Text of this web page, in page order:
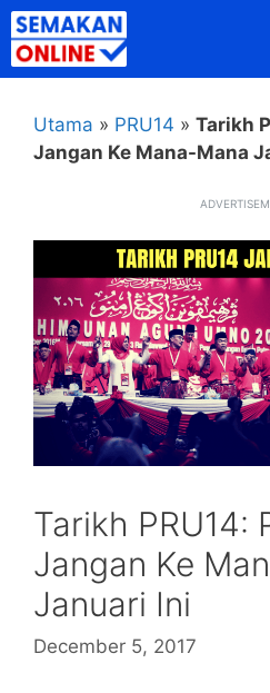
Skip
to
content
Utama » PRU14 » Tarikh
Jangan Ke Mana-Mana
Tarikh PRU14:
Jangan Ke
Januari Ini
December 5, 2017